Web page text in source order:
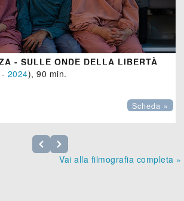
- SULLE ONDE DELLA LIBERTÀ
- 2024), 90 min.
Scheda »
Vai alla filmografia completa »